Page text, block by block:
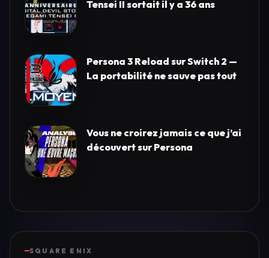
Tensei II sortait il y a 36 ans
Persona 3 Reload sur Switch 2 —
La portabilité ne sauve pas tout
Vous ne croirez jamais ce que j’ai
découvert sur Persona
SQUARE ENIX